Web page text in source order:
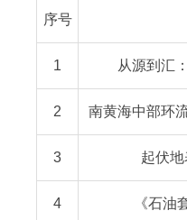
序号
1 从源到汇
2 南黄海中部环
3 起伏
4 《石